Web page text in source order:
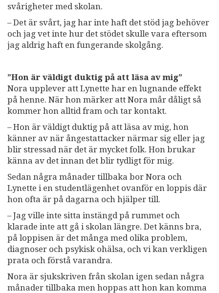
svårigheter med skolan.
– Det är svårt, jag har inte haft det stöd jag behöver
och jag vet inte hur det stödet skulle vara eftersom
jag aldrig haft en fungerande skolgång.
”Hon är väldigt duktig på att läsa av mig”
Nora upplever att Lynette har en lugnande effekt
på henne. När hon märker att Nora mår dåligt så
kommer hon alltid fram och tar kontakt.
– Hon är väldigt duktig på att läsa av mig, hon
känner av när ångestattacker närmar sig eller jag
blir stressad när det är mycket folk. Hon brukar
känna av det innan det blir tydligt för mig.
Sedan några månader tillbaka bor Nora och
Lynette i en studentlägenhet ovanför en loppis där
hon ofta är på dagarna och hjälper till.
– Jag ville inte sitta instängd på rummet och
klarade inte att gå i skolan längre. Det känns bra,
på loppisen är det många med olika problem,
diagnoser och psykisk ohälsa, och vi kan verkligen
prata och förstå varandra.
Nora är sjukskriven från skolan igen sedan några
månader tillbaka men hoppas att hon kan komma